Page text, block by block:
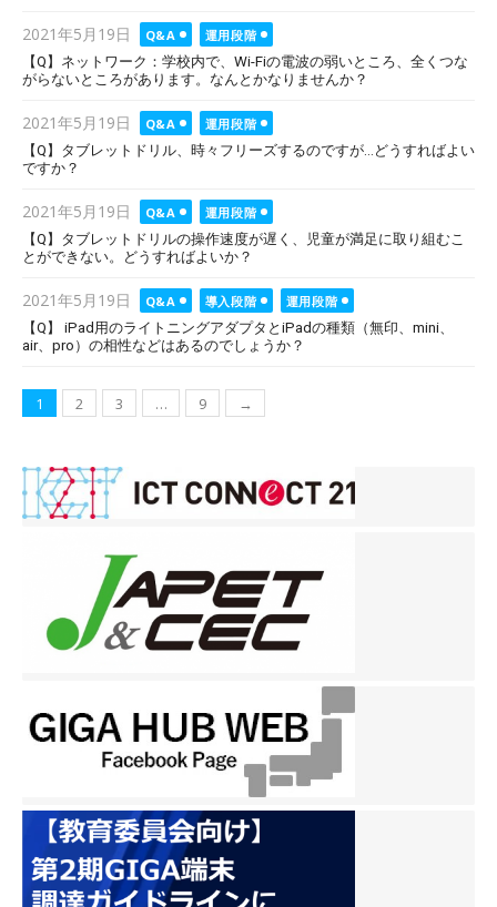
Posted
on
2021年5月19日 Q&A
運用段階
【Q】ネットワーク：学校内で、Wi-Fiの電波の弱いところ、全くつな
がらないところがあります。なんとかなりませんか？
Posted
on
2021年5月19日 Q&A
運用段階
【Q】タブレットドリル、時々フリーズするのですが…どうすればよい
ですか？
Posted
on
2021年5月19日 Q&A
運用段階
【Q】タブレットドリルの操作速度が遅く、児童が満足に取り組むこ
とができない。どうすればよいか？
Posted
on
2021年5月19日 Q&A 導入段階
運用段階
【Q】 iPad用のライトニングアダプタとiPadの種類（無印、mini、
air、pro）の相性などはあるのでしょうか？
投
ナ
ビ
ゲ
ョ
1 2 3 … 9 →